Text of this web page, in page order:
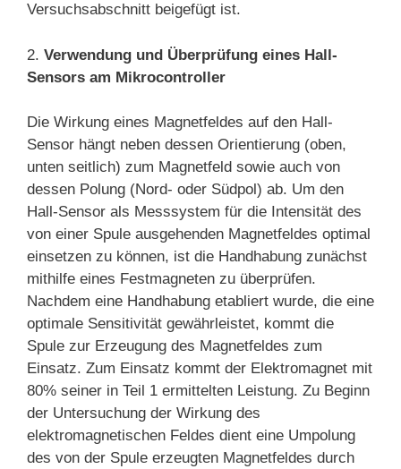
Versuchsabschnitt beigefügt ist.
2. Verwendung und Überprüfung eines Hall-
Sensors am Mikrocontroller
Die Wirkung eines Magnetfeldes auf den Hall-
Sensor hängt neben dessen Orientierung (oben,
unten seitlich) zum Magnetfeld sowie auch von
dessen Polung (Nord- oder Südpol) ab. Um den
Hall-Sensor als Messsystem für die Intensität des
von einer Spule ausgehenden Magnetfeldes optimal
einsetzen zu können, ist die Handhabung zunächst
mithilfe eines Festmagneten zu überprüfen.
Nachdem eine Handhabung etabliert wurde, die eine
optimale Sensitivität gewährleistet, kommt die
Spule zur Erzeugung des Magnetfeldes zum
Einsatz. Zum Einsatz kommt der Elektromagnet mit
80% seiner in Teil 1 ermittelten Leistung. Zu Beginn
der Untersuchung der Wirkung des
elektromagnetischen Feldes dient eine Umpolung
des von der Spule erzeugten Magnetfeldes durch